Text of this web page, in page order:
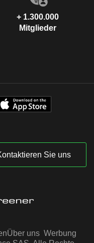
+ 1.300.000
Mitglieder
Sie uns
Über uns Werbung